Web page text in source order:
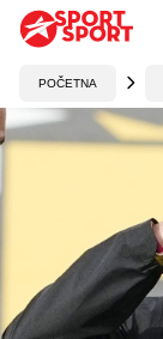
POČETNA